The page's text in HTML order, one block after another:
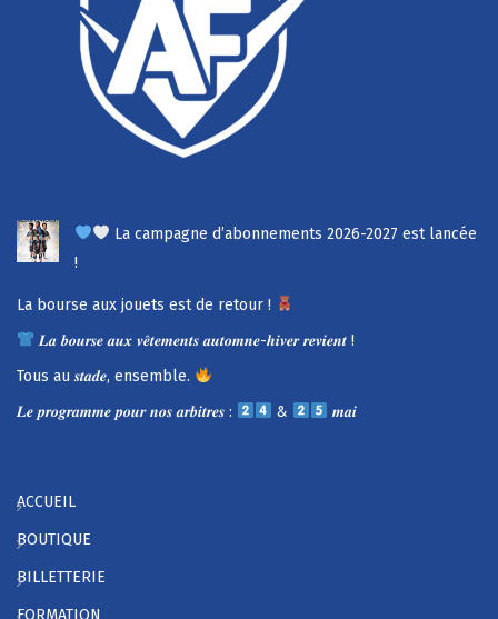
La campagne d’abonnements 2026-2027 est lancée
!
La bourse aux jouets est de retour !
𝑳𝒂 𝒃𝒐𝒖𝒓𝒔𝒆 𝒂𝒖𝒙 𝒗𝒆̂𝒕𝒆𝒎𝒆𝒏𝒕𝒔 𝒂𝒖𝒕𝒐𝒎𝒏𝒆-𝒉𝒊𝒗𝒆𝒓 𝒓𝒆𝒗𝒊𝒆𝒏𝒕 !
Tous au 𝒔𝒕𝒂𝒅𝒆, ensemble.
𝑳𝒆 𝒑𝒓𝒐𝒈𝒓𝒂𝒎𝒎𝒆 𝒑𝒐𝒖𝒓 𝒏𝒐𝒔 𝒂𝒓𝒃𝒊𝒕𝒓𝒆𝒔 :
& 𝒎𝒂𝒊
ACCUEIL
BOUTIQUE
BILLETTERIE
FORMATION